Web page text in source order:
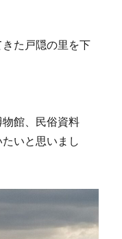
た戸隠の里を下
館、民俗資料
いと思いまし